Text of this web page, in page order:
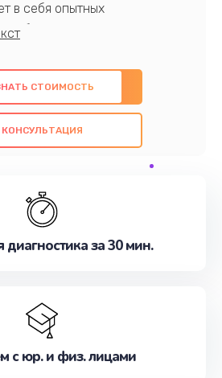
в себя опытных
обширными знаниями и
и качественный ремонт с
компонентов, а
качество всех
Наша цель - предоставить
Не медлите записаться на
СТОИМОСТЬ
КОНСУЛЬТАЦИЯ
диагностика за 30 мин.
с юр. и физ. лицами